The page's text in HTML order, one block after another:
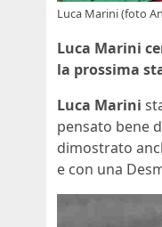
Luca Marini (foto
Luca Marini
la prossima
Luca Marini
pensato bene
dimostrato
e con una